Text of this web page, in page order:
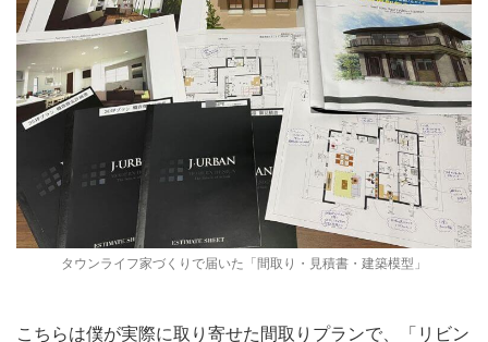
タウンライフ家づくりで届いた「間取り・見積書・建築模型」
こちらは僕が実際に取り寄せた間取りプランで、「リビン